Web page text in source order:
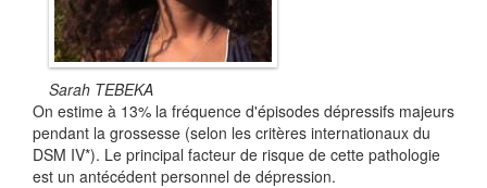
Sarah TEBEKA
On estime à 13% la fréquence d'épisodes dépressifs majeurs
pendant la grossesse (selon les critères internationaux du
DSM IV*). Le principal facteur de risque de cette pathologie
est un antécédent personnel de dépression.